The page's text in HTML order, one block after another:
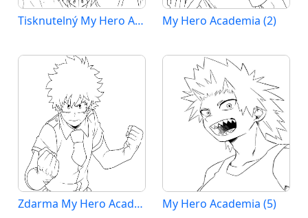
Tisknutelný My Hero Academia Obrázek pro Děti My Hero Academia (2)
Zdarma My Hero Academia Vymalovatelné My Hero Academia (5)